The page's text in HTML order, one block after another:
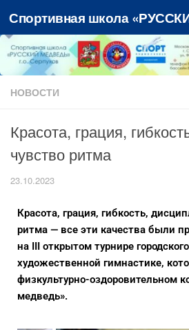
Перейти к содержимому
НОВОСТИ
Красота, грация,
чувство ритма
23.10.2023
Красота, грация, гибкость,
ритма — все эти качества были
на III открытом турнире
художественной гимнастике,
физкультурно-оздоровительном
медведь».